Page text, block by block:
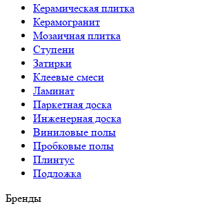
Керамическая плитка
Керамогранит
Мозаичная плитка
Ступени
Затирки
Клеевые смеси
Ламинат
Паркетная доска
Инженерная доска
Виниловые полы
Пробковые полы
Плинтус
Подложка
Бренды